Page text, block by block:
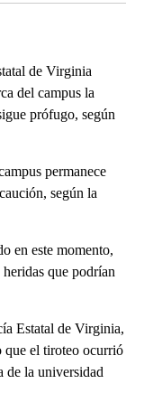
de Virginia
del campus la
prófugo, según
permanece
según la
en este momento,
que podrían
Estatal de Virginia,
que el tiroteo ocurrió
de la universidad